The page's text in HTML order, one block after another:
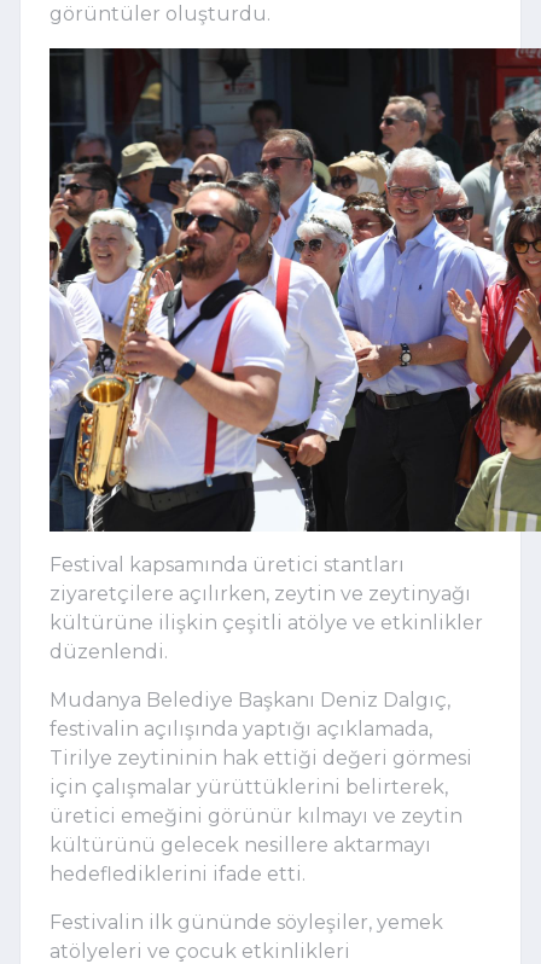
görüntüler oluşturdu.
Festival kapsamında üretici stantları
ziyaretçilere açılırken, zeytin ve zeytinyağı
kültürüne ilişkin çeşitli atölye ve etkinlikler
düzenlendi.
Mudanya Belediye Başkanı Deniz Dalgıç,
festivalin açılışında yaptığı açıklamada,
Tirilye zeytininin hak ettiği değeri görmesi
için çalışmalar yürüttüklerini belirterek,
üretici emeğini görünür kılmayı ve zeytin
kültürünü gelecek nesillere aktarmayı
hedeflediklerini ifade etti.
Festivalin ilk gününde söyleşiler, yemek
atölyeleri ve çocuk etkinlikleri